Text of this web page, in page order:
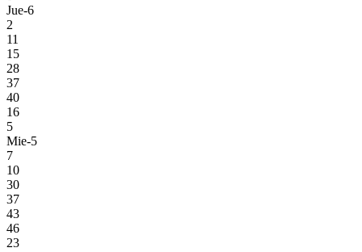
Jue-6
2
11
15
28
37
40
16
5
Mie-5
7
10
30
37
43
46
23